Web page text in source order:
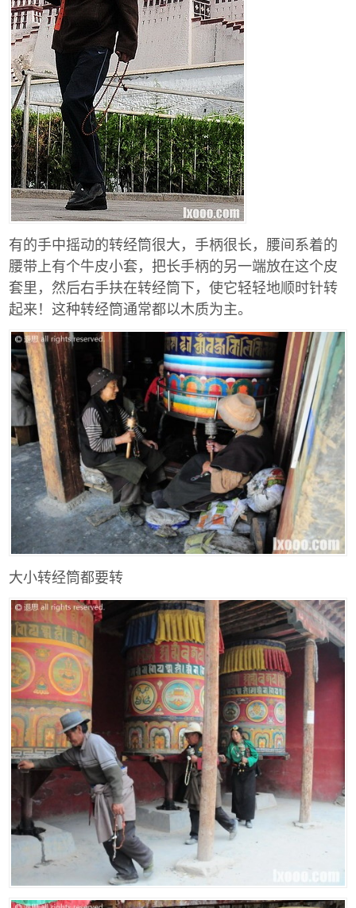
有的手中摇动的转经筒很大，手柄很长，腰间系着的
腰带上有个牛皮小套，把长手柄的另一端放在这个皮
套里，然后右手扶在转经筒下，使它轻轻地顺时针转
起来！这种转经筒通常都以木质为主。
大小转经筒都要转